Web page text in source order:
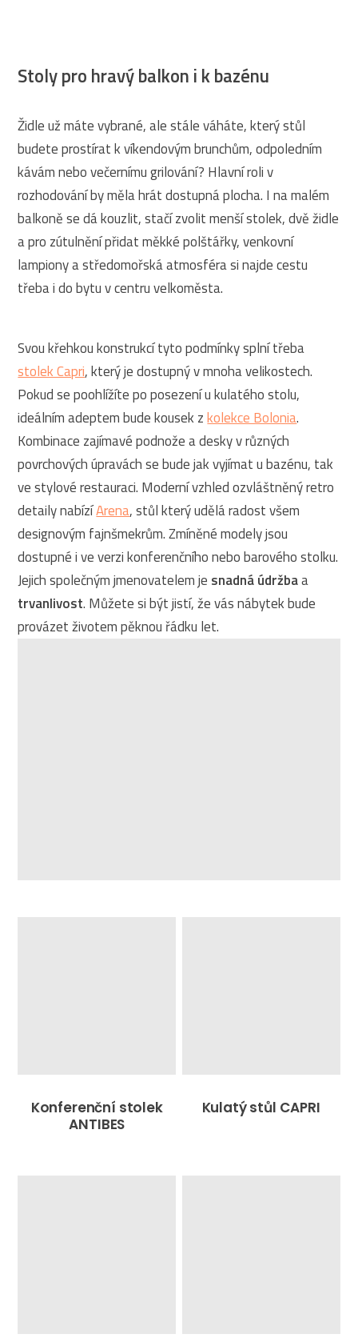
Stoly pro hravý balkon i k bazénu
Židle už máte vybrané, ale stále váháte, který stůl
budete prostírat k víkendovým brunchům, odpoledním
kávám nebo večernímu grilování? Hlavní roli v
rozhodování by měla hrát dostupná plocha. I na malém
balkoně se dá kouzlit, stačí zvolit menší stolek, dvě židle
a pro zútulnění přidat měkké polštářky, venkovní
lampiony a středomořská atmosféra si najde cestu
třeba i do bytu v centru velkoměsta.
Svou křehkou konstrukcí tyto podmínky splní třeba
stolek Capri, který je dostupný v mnoha velikostech.
Pokud se poohlížíte po posezení u kulatého stolu,
ideálním adeptem bude kousek zkolekce Bolonia.
Kombinace zajímavé podnože a desky v různých
povrchových úpravách se bude jak vyjímat u bazénu, tak
ve stylové restauraci. Moderní vzhled ozvláštněný retro
detaily nabízíArena, stůl který udělá radost všem
designovým fajnšmekrům. Zmíněné modely jsou
dostupné i ve verzi konferenčního nebo barového stolku.
Jejich společným jmenovatelem je snadná údržbaa
trvanlivost. Můžete si být jistí, že vás nábytek bude
provázet životem pěknou řádku let.
Konferenční stolek
ANTIBES
Kulatý stůl CAPRI